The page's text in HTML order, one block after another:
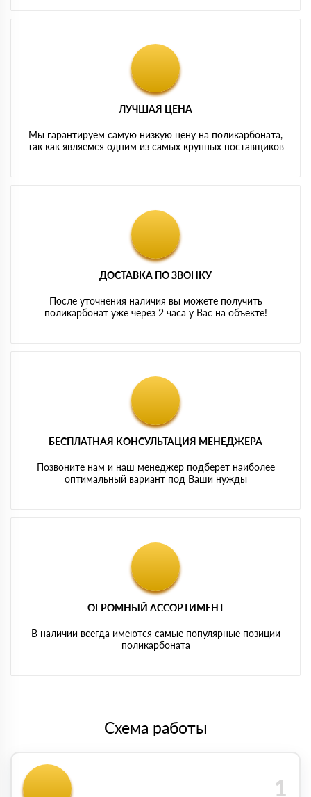
ЛУЧШАЯ ЦЕНА
Мы гарантируем самую низкую цену на поликарбоната,
так как являемся одним из самых крупных поставщиков
ДОСТАВКА ПО ЗВОНКУ
После уточнения наличия вы можете получить
поликарбонат уже через 2 часа у Вас на объекте!
БЕСПЛАТНАЯ КОНСУЛЬТАЦИЯ МЕНЕДЖЕРА
Позвоните нам и наш менеджер подберет наиболее
оптимальный вариант под Ваши нужды
ОГРОМНЫЙ АССОРТИМЕНТ
В наличии всегда имеются самые популярные позиции
поликарбоната
Схема работы